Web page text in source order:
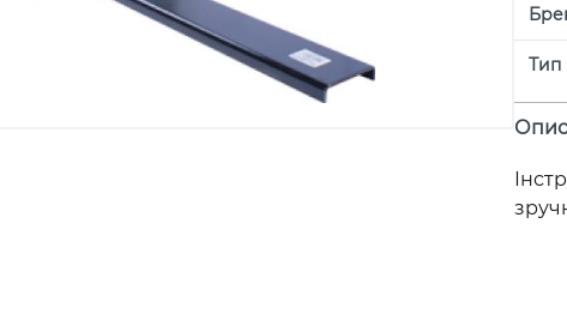
Тип
Опис